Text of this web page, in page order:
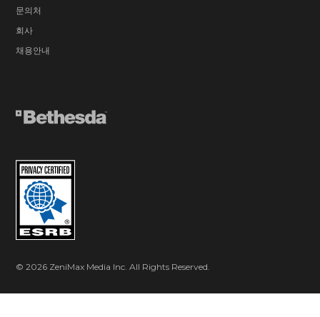
문의처
회사
채용안내
© 2026 ZeniMax Media Inc. All Rights Reserved.